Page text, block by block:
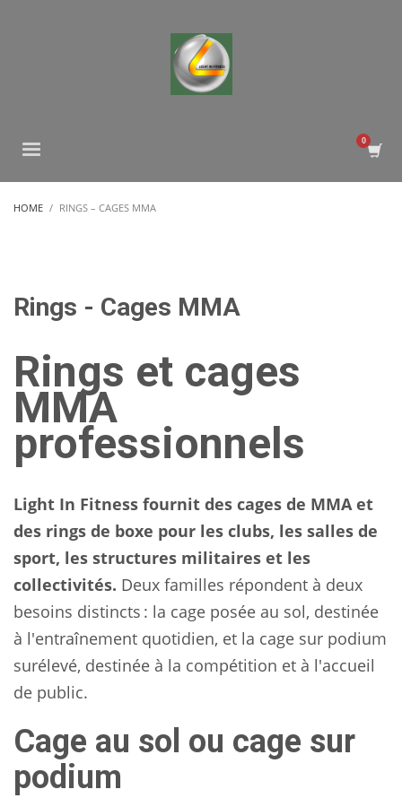
HOME RINGS – CAGES MMA
Rings - Cages MMA
Rings et cages
MMA
professionnels
Light In Fitness fournit des cages de MMA et
des rings de boxe pour les clubs, les salles de
sport, les structures militaires et les
collectivités. Deux familles répondent à deux
besoins distincts : la cage posée au sol, destinée
à l'entraînement quotidien, et la cage sur podium
surélevé, destinée à la compétition et à l'accueil
de public.
Cage au sol ou cage sur
podium